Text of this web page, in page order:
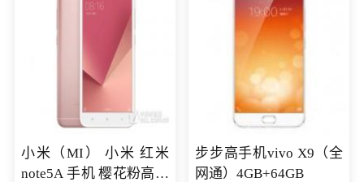
小米（MI） 小米 红米
note5A 手机 樱花粉高配
步步高手机vivo X9（全
网通）4GB+64GB